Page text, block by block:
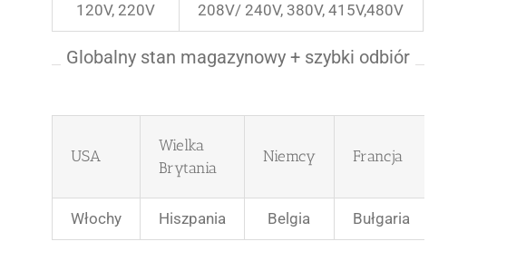
120V, 220V 208V/ 240V, 380V, 415V,480V
Globalny stan magazynowy + szybki odbiór
USA
Wielka
Brytania
Niemcy Francja
Włochy Hiszpania Belgia Bułgaria